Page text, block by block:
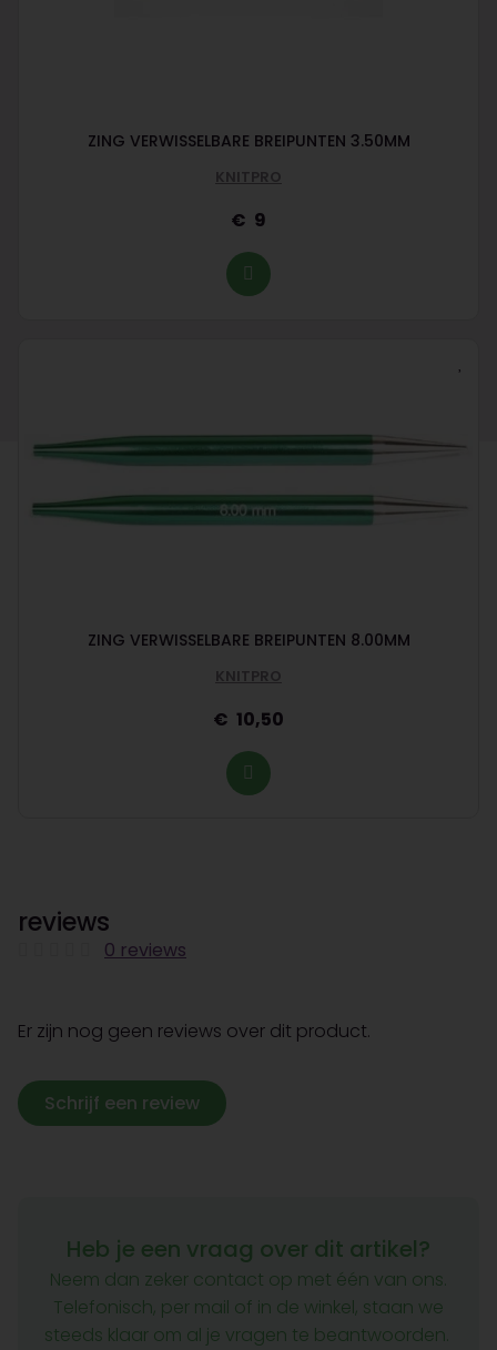
ZING VERWISSELBARE BREIPUNTEN 3.50MM
KNITPRO
9
ZING VERWISSELBARE BREIPUNTEN 8.00MM
KNITPRO
10,50
reviews
0 reviews
Er zijn nog geen reviews over dit product.
Schrijf een review
Heb je een vraag over dit artikel?
Neem dan zeker contact op met één van ons.
Telefonisch, per mail of in de winkel, staan we
steeds klaar om al je vragen te beantwoorden.